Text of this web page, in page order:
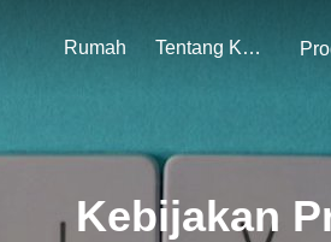
Rumah Tentang Kami
Kebijakan